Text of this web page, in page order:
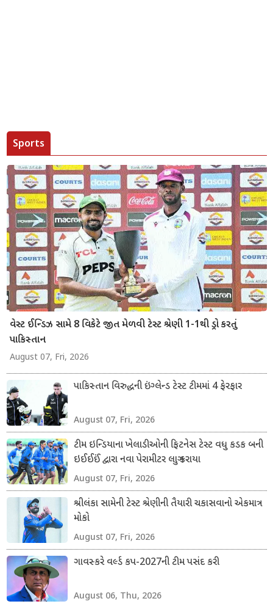
Sports
વેસ્ટ ઈન્ડિઝ સામે 8 વિકેટે જીત મેળવી ટેસ્ટ શ્રેણી 1-1થી ડ્રો કરતું
પાકિસ્તાન
August 07, Fri, 2026
પાકિસ્તાન વિરુદ્ધની ઇંગ્લેન્ડ ટેસ્ટ ટીમમાં 4 ફેરફાર
August 07, Fri, 2026
ટીમ ઇન્ડિયાના ખેલાડીઓની ફિટનેસ ટેસ્ટ વધુ કડક બની
ઇઈઈઈં દ્વારા નવા પેરામીટર લાગુ કરાયા
August 07, Fri, 2026
શ્રીલંકા સામેની ટેસ્ટ શ્રેણીની તૈયારી ચકાસવાનો એકમાત્ર
મોકો
August 07, Fri, 2026
ગાવસ્કરે વર્લ્ડ કપ-2027ની ટીમ પસંદ કરી
August 06, Thu, 2026